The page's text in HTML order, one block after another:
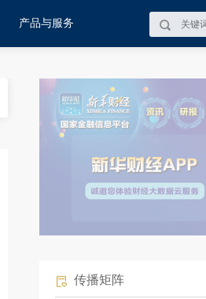
产品与服务
传播矩阵